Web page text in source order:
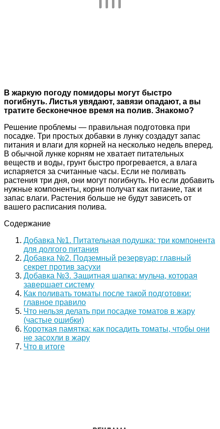
В жаркую погоду помидоры могут быстро
погибнуть. Листья увядают, завязи опадают, а вы
тратите бесконечное время на полив. Знакомо?
Решение проблемы — правильная подготовка при
посадке. Три простых добавки в лунку создадут запас
питания и влаги для корней на несколько недель вперед.
В обычной лунке корням не хватает питательных
веществ и воды, грунт быстро прогревается, а влага
испаряется за считанные часы. Если не поливать
растения три дня, они могут погибнуть. Но если добавить
нужные компоненты, корни получат как питание, так и
запас влаги. Растения больше не будут зависеть от
вашего расписания полива.
Содержание
Добавка №1. Питательная подушка: три компонента
для долгого питания
Добавка №2. Подземный резервуар: главный
секрет против засухи
Добавка №3. Защитная шапка: мульча, которая
завершает систему
Как поливать томаты после такой подготовки:
главное правило
Что нельзя делать при посадке томатов в жару
(частые ошибки)
Короткая памятка: как посадить томаты, чтобы они
не засохли в жару
Что в итоге